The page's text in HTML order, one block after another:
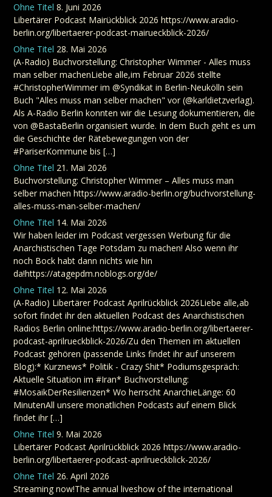
Ohne Titel 8. Juni 2026
Libertärer Podcast Mairückblick 2026 https://www.aradio-
berlin.org/libertaerer-podcast-mairueckblick-2026/
Ohne Titel 28. Mai 2026
(A-Radio) Buchvorstellung: Christopher Wimmer - Alles muss
man selber machenLiebe alle,im Februar 2026 stellte
#ChristopherWimmer im @Syndikat in Berlin-Neukölln sein
Buch "Alles muss man selber machen" vor (@karldietzverlag).
Als A-Radio Berlin konnten wir die Lesung dokumentieren, die
von @BastaBerlin organisiert wurde. In dem Buch geht es um
die Geschichte der Rätebewegungen von der
#PariserKommune bis […]
Ohne Titel 21. Mai 2026
Buchvorstellung: Christopher Wimmer – Alles muss man
selber machen https://www.aradio-berlin.org/buchvorstellung-
alles-muss-man-selber-machen/
Ohne Titel 14. Mai 2026
Wir haben leider im Podcast vergessen Werbung für die
Anarchistischen Tage Potsdam zu machen! Also wenn ihr
noch Bock habt dann nichts wie hin
da!https://atagepdm.noblogs.org/de/
Ohne Titel 12. Mai 2026
(A-Radio) Libertärer Podcast Aprilrückblick 2026Liebe alle,ab
sofort findet ihr den aktuellen Podcast des Anarchistischen
Radios Berlin online:https://www.aradio-berlin.org/libertaerer-
podcast-aprilrueckblick-2026/Zu den Themen im aktuellen
Podcast gehören (passende Links findet ihr auf unserem
Blog):* Kurznews* Politik - Crazy Shit* Podiumsgespräch:
Aktuelle Situation im #Iran* Buchvorstellung:
#MosaikDerResilienzen* Wo herrscht AnarchieLänge: 60
MinutenAll unsere monatlichen Podcasts auf einem Blick
findet ihr […]
Ohne Titel 9. Mai 2026
Libertärer Podcast Aprilrückblick 2026 https://www.aradio-
berlin.org/libertaerer-podcast-aprilrueckblick-2026/
Ohne Titel 26. April 2026
Streaming now!The annual liveshow of the international